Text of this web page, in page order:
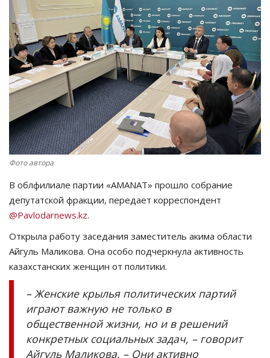
СПЕЦПРОЕКТЫ
СПОРТ
Чек-лист
РАЗВЛЕЧЕНИЯ
OFFICIAL
Курултай
Язык
Қазақша Русский
Фото автора
В облфилиале партии «AMANAT» прошло собрание
депутатской фракции, передает корреспондент
@Pavlodarnews.kz.
Открыла работу заседания заместитель акима области
Айгуль Маликова. Она особо подчеркнула активность
казахстанских женщин от политики.
– Женские крылья политических партий
играют важную не только в
общественной жизни, но и в решений
конкретных социальных задач, – говорит
Айгуль Маликова. – Они активно